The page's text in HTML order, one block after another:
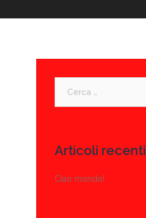
per:
Articoli recenti
Ciao mondo!